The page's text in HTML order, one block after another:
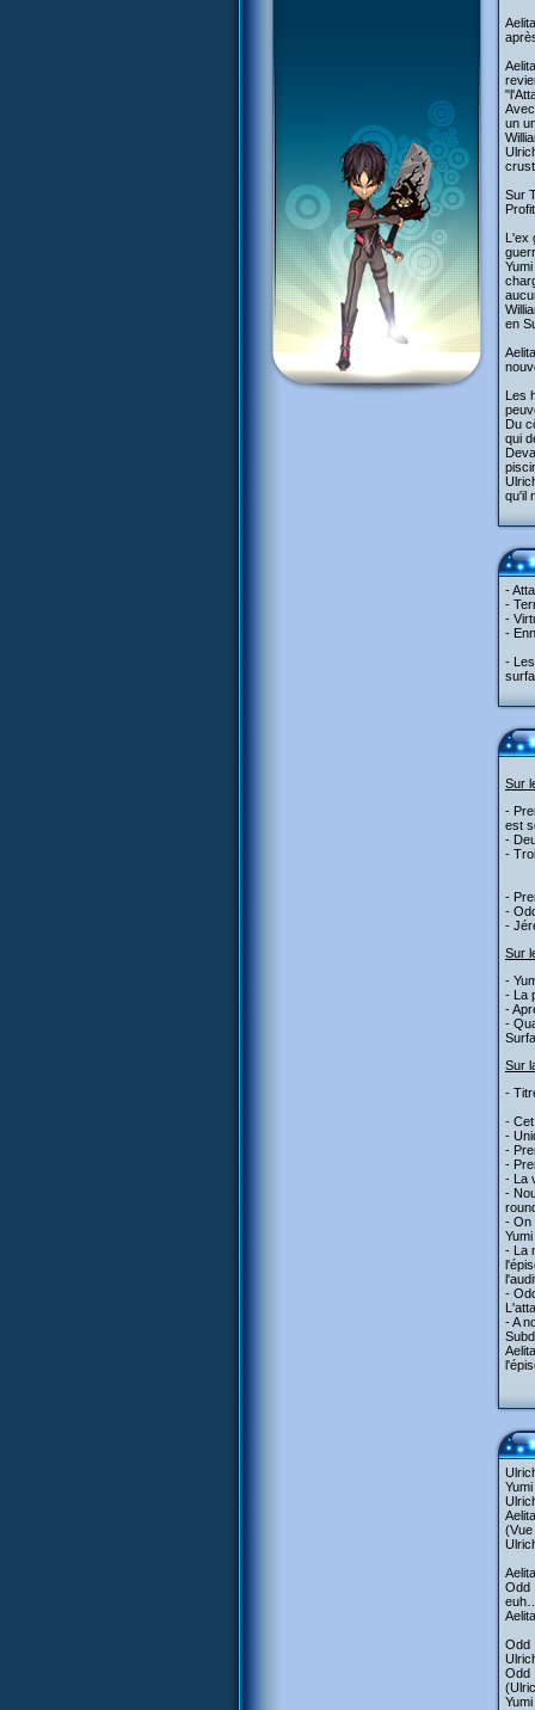
un
Sur
L'ex
en
Les
Du
qui
qu'il
-
-
-
-
-
Sur
-
est
-
-
-
-
-
Sur
-
- La
-
-
Sur
-
-
-
-
-
- La
-
- On
- La
-
- A
(Vue
Odd
Odd
Odd